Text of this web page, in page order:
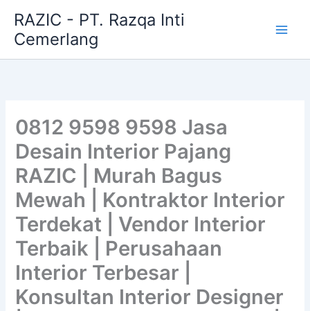
content
RAZIC - PT. Razqa Inti
Cemerlang
0812 9598 9598 Jasa
Desain Interior Pajang
RAZIC | Murah Bagus
Mewah | Kontraktor Interior
Terdekat | Vendor Interior
Terbaik | Perusahaan
Interior Terbesar |
Konsultan Interior Designer